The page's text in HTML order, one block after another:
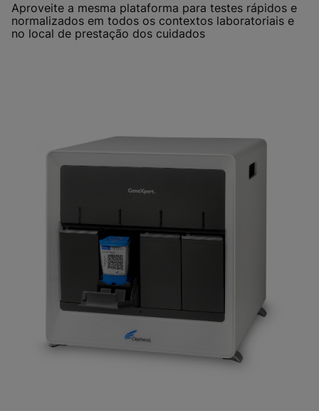
Aproveite a mesma plataforma para testes rápidos e
normalizados em todos os contextos laboratoriais e
no local de prestação dos cuidados